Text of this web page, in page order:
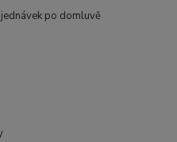
po domluvě